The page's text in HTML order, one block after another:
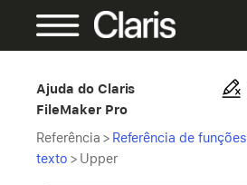
Ajuda do Claris
FileMaker Pro
Referência > Referência de funções
texto > Upper